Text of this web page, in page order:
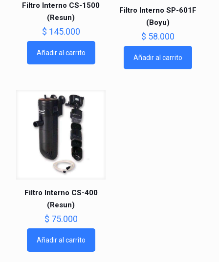
Filtro Interno CS-1500
(Resun)
$ 145.000
Añadir al carrito
Filtro Interno SP-601F
(Boyu)
$ 58.000
Añadir al carrito
Filtro Interno CS-400
(Resun)
$ 75.000
Añadir al carrito